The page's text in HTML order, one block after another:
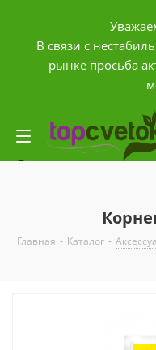
В связи с
рынке просьба
Отложенные
ПН-
Главная - Каталог -